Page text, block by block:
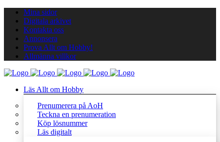
Mina sidor
Digitala arkivet
Kontakta oss
Annonsera
Prova Allt om Hobby!
Allmänna villkor
Läs Allt om Hobby
Prenumerera på AoH
Teckna en prenumeration
Köp lösnummer
Läs digitalt